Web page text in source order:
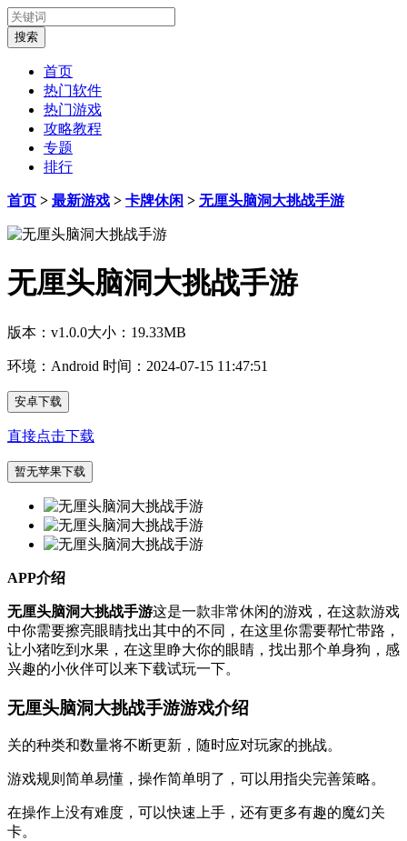
首页
热门软件
热门游戏
攻略教程
专题
排行
首页 > 最新游戏 > 卡牌休闲 > 无厘头脑洞大挑战手游
无厘头脑洞大挑战手游
版本：v1.0.0大小：19.33MB
环境：Android 时间：2024-07-15 11:47:51
安卓下载
直接点击下载
暂无苹果下载
APP介绍
无厘头脑洞大挑战手游这是一款非常休闲的游戏，在这款游戏
中你需要擦亮眼睛找出其中的不同，在这里你需要帮忙带路，
让小猪吃到水果，在这里睁大你的眼睛，找出那个单身狗，感
兴趣的小伙伴可以来下载试玩一下。
无厘头脑洞大挑战手游游戏介绍
关的种类和数量将不断更新，随时应对玩家的挑战。
游戏规则简单易懂，操作简单明了，可以用指尖完善策略。
在操作上没有难度，可以快速上手，还有更多有趣的魔幻关
卡。